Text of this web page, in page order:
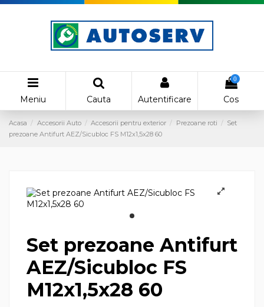
Meniu Cauta Autentificare
0
Cos
Acasa Accesorii Auto Accesorii pentru exterior Prezoane roti
Set
prezoane Antifurt AEZ/Sicubloc FS M12x1,5x28 60
Set prezoane Antifurt
AEZ/Sicubloc FS
M12x1,5x28 60